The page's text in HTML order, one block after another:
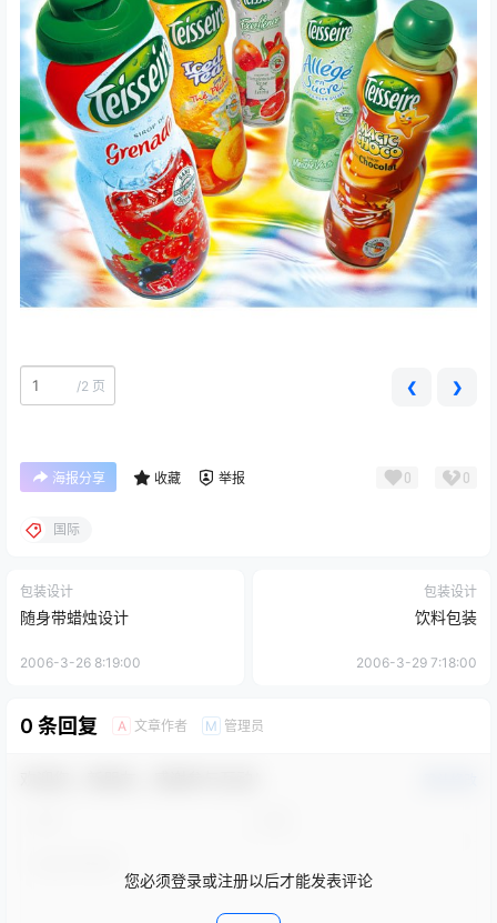
/2 页 ❮ ❯
海报分享 收藏 举报 0 0
国际
包装设计
随身带蜡烛设计
2006-3-26 8:19:00
包装设计
饮料包装
2006-3-29 7:18:00
0 条回复 A 文章作者 M 管理员
您必须登录或注册以后才能发表评论